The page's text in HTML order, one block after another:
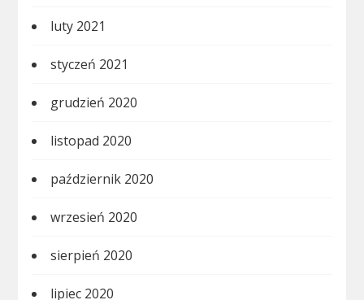
luty 2021
styczeń 2021
grudzień 2020
listopad 2020
październik 2020
wrzesień 2020
sierpień 2020
lipiec 2020